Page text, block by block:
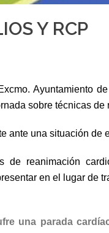
Y RCP
Ayuntamiento
sobre técnicas
una situación de
reanimación
en el lugar de
una parada